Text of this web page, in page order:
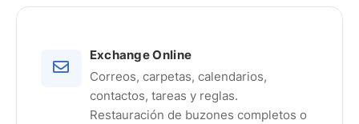
Exchange Online
Correos, carpetas, calendarios,
contactos, tareas y reglas.
Restauración de buzones completos o